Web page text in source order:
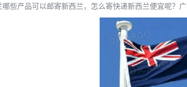
些产品可以邮寄新西兰，怎么寄快递新西兰便宜呢？